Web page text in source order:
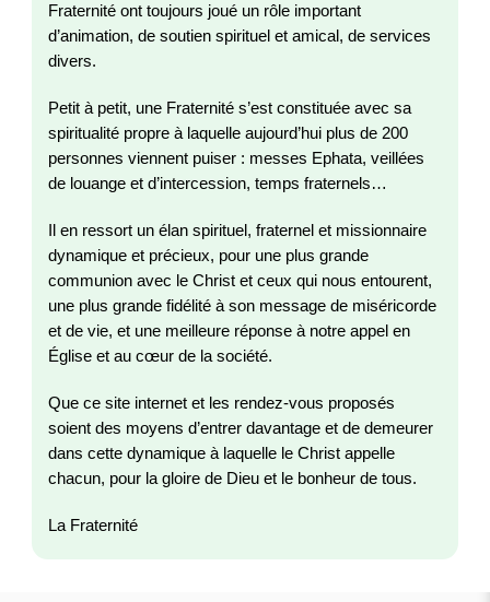
Fraternité ont toujours joué un rôle important
d’animation, de soutien spirituel et amical, de services
divers.
Petit à petit, une Fraternité s’est constituée avec sa
spiritualité propre à laquelle aujourd’hui plus de 200
personnes viennent puiser : messes Ephata, veillées
de louange et d’intercession, temps fraternels…
Il en ressort un élan spirituel, fraternel et missionnaire
dynamique et précieux, pour une plus grande
communion avec le Christ et ceux qui nous entourent,
une plus grande fidélité à son message de miséricorde
et de vie, et une meilleure réponse à notre appel en
Église et au cœur de la société.
Que ce site internet et les rendez-vous proposés
soient des moyens d’entrer davantage et de demeurer
dans cette dynamique à laquelle le Christ appelle
chacun, pour la gloire de Dieu et le bonheur de tous.
La Fraternité